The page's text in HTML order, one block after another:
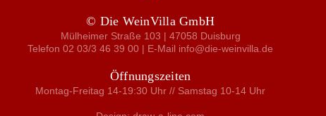
© Die WeinVilla GmbH
Mülheimer Straße 103 | 47058 Duisburg
Telefon 02 03/3 46 39 00 | E-Mail info@die-weinvilla.de
Öffnungszeiten
Montag-Freitag 14-19:30 Uhr // Samstag 10-14 Uhr